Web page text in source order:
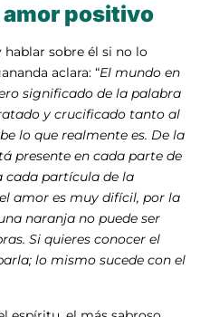
amor positivo
sobre él si no lo
aclara: “El mundo en
significado de la palabra
y crucificado tanto al
lo que realmente es. De la
presente en cada parte de
cada partícula de la
amor es muy difícil, por la
naranja no puede ser
Si quieres conocer el
lo mismo sucede con el